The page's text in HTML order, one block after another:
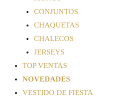
CONJUNTOS
CHAQUETAS
CHALECOS
JERSEYS
TOP VENTAS
NOVEDADES
VESTIDO DE FIESTA